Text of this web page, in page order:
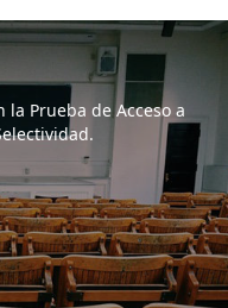
Prueba de Acceso a